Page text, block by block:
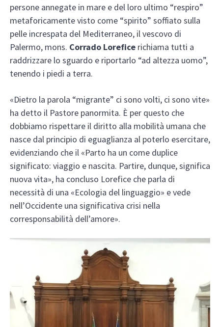
persone annegate in mare e del loro ultimo “respiro”
metaforicamente visto come “spirito” soffiato sulla
pelle increspata del Mediterraneo, il vescovo di
Palermo, mons. Corrado Lorefice richiama tutti a
raddrizzare lo sguardo e riportarlo “ad altezza uomo”,
tenendo i piedi a terra.
«Dietro la parola “migrante” ci sono volti, ci sono vite»
ha detto il Pastore panormita. È per questo che
dobbiamo rispettare il diritto alla mobilità umana che
nasce dal principio di eguaglianza al poterlo esercitare,
evidenziando che il «Parto ha un come duplice
significato: viaggio e nascita. Partire, dunque, significa
nuova vita», ha concluso Lorefice che parla di
necessità di una «Ecologia del linguaggio» e vede
nell’Occidente una significativa crisi nella
corresponsabilità dell’amore».